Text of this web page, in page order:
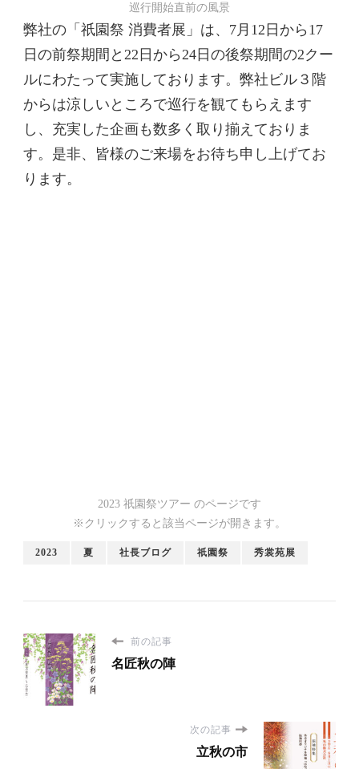
巡行開始直前の風景
弊社の「祇園祭 消費者展」は、7月12日から17
日の前祭期間と22日から24日の後祭期間の2クー
ルにわたって実施しております。弊社ビル３階
からは涼しいところで巡行を観てもらえます
し、充実した企画も数多く取り揃えておりま
す。是非、皆様のご来場をお待ち申し上げてお
ります。
2023 祇園祭ツアー のページです
※クリックすると該当ページが開きます。
2023 夏 社長ブログ 祇園祭 秀裳苑展
前の記事
名匠秋の陣
次の記事
立秋の市